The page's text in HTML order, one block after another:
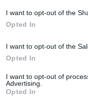
I want to opt-out of the
Opted In
I want to opt-out of the
Opted In
I want to opt-out of
Advertising.
Opted In
το 1/12 της
ότι το ποσό